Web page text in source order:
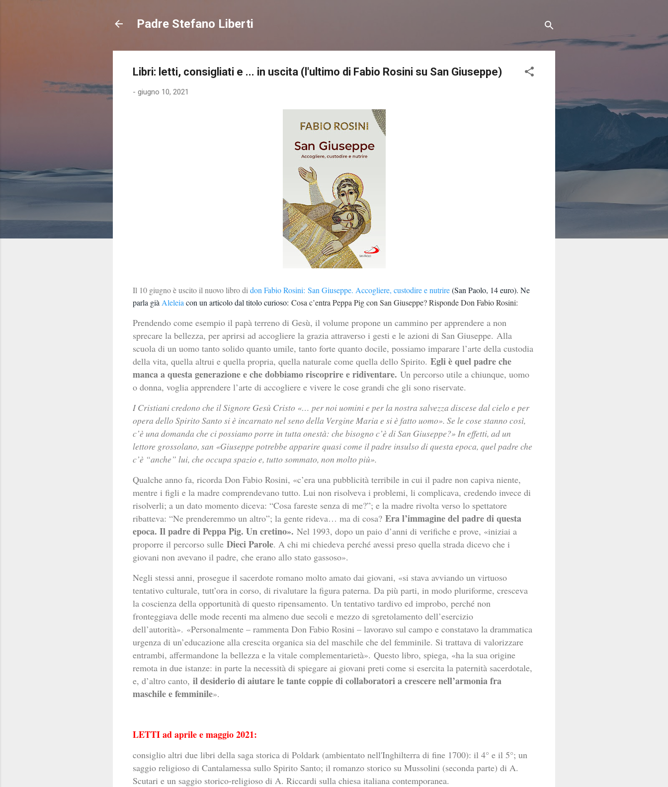
Padre Stefano Liberti
Libri: letti, consigliati e ... in uscita (l'ultimo di Fabio Rosini su San Giuseppe)
- giugno 10, 2021
Il 10 giugno è uscito il nuovo libro di don Fabio Rosini: San Giuseppe. Accogliere, custodire e nutrire(San Paolo, 14 euro). Ne
parla già Aleleia con un articolo dal titolo curioso: Cosa c’entra Peppa Pig con San Giuseppe? Risponde Don Fabio Rosini:
Prendendo come esempio il papà terreno di Gesù, il volume propone un cammino per apprendere a non
sprecare la bellezza, per aprirsi ad accogliere la grazia attraverso i gesti e le azioni di San Giuseppe. Alla
scuola di un uomo tanto solido quanto umile, tanto forte quanto docile, possiamo imparare l’arte della custodia
della vita, quella altrui e quella propria, quella naturale come quella dello Spirito. Egli è quel padre che
manca a questa generazione e che dobbiamo riscoprire e ridiventare. Un percorso utile a chiunque, uomo
o donna, voglia apprendere l’arte di accogliere e vivere le cose grandi che gli sono riservate.
I Cristiani credono che il Signore Gesù Cristo «… per noi uomini e per la nostra salvezza discese dal cielo e per
opera dello Spirito Santo si è incarnato nel seno della Vergine Maria e si è fatto uomo». Se le cose stanno così,
c’è una domanda che ci possiamo porre in tutta onestà: che bisogno c’è di San Giuseppe?» In effetti, ad un
lettore grossolano, san «Giuseppe potrebbe apparire quasi come il padre insulso di questa epoca, quel padre che
c’è “anche” lui, che occupa spazio e, tutto sommato, non molto più».
Qualche anno fa, ricorda Don Fabio Rosini, «c’era una pubblicità terribile in cui il padre non capiva niente,
mentre i figli e la madre comprendevano tutto. Lui non risolveva i problemi, li complicava, credendo invece di
risolverli; a un dato momento diceva: “Cosa fareste senza di me?”; e la madre rivolta verso lo spettatore
ribatteva: “Ne prenderemmo un altro”; la gente rideva… ma di cosa? Era l’immagine del padre di questa
epoca. Il padre di Peppa Pig. Un cretino». Nel 1993, dopo un paio d’anni di verifiche e prove, «iniziai a
proporre il percorso sulle Dieci Parole. A chi mi chiedeva perché avessi preso quella strada dicevo che i
giovani non avevano il padre, che erano allo stato gassoso».
Negli stessi anni, prosegue il sacerdote romano molto amato dai giovani, «si stava avviando un virtuoso
tentativo culturale, tutt’ora in corso, di rivalutare la figura paterna. Da più parti, in modo pluriforme, cresceva
la coscienza della opportunità di questo ripensamento. Un tentativo tardivo ed improbo, perché non
fronteggiava delle mode recenti ma almeno due secoli e mezzo di sgretolamento dell’esercizio
dell’autorità». «Personalmente – rammenta Don Fabio Rosini – lavoravo sul campo e constatavo la drammatica
urgenza di un’educazione alla crescita organica sia del maschile che del femminile. Si trattava di valorizzare
entrambi, affermandone la bellezza e la vitale complementarietà». Questo libro, spiega, «ha la sua origine
remota in due istanze: in parte la necessità di spiegare ai giovani preti come si esercita la paternità sacerdotale,
e, d’altro canto, il desiderio di aiutare le tante coppie di collaboratori a crescere nell’armonia fra
maschile e femminile».
LETTI ad aprile e maggio 2021:
consiglio altri due libri della saga storica di Poldark (ambientato nell'Inghilterra di fine 1700): il 4° e il 5°; un
saggio religioso di Cantalamessa sullo Spirito Santo; il romanzo storico su Mussolini (seconda parte) di A.
Scutari e un saggio storico-religioso di A. Riccardi sulla chiesa italiana contemporanea.